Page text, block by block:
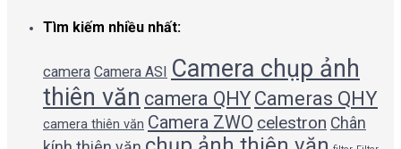
Tìm kiếm nhiều nhất:
camera Camera ASI Camera chụp ảnh
thiên văn camera QHY Cameras QHY
camera thiên văn Camera ZWO celestron Chân